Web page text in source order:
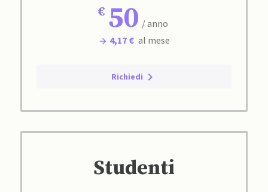
50 / anno
4,17 € al mese
Richiedi
Studenti